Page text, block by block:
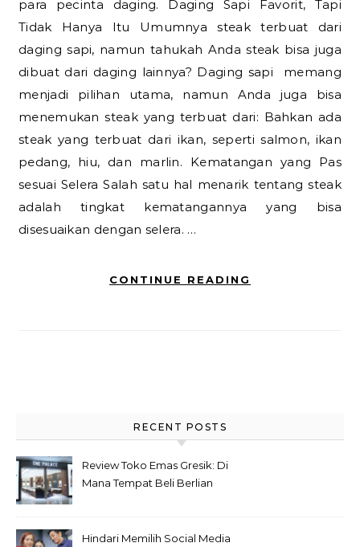
para pecinta daging. Daging Sapi Favorit, Tapi
Tidak Hanya Itu Umumnya steak terbuat dari
daging sapi, namun tahukah Anda steak bisa juga
dibuat dari daging lainnya? Daging sapi memang
menjadi pilihan utama, namun Anda juga bisa
menemukan steak yang terbuat dari: Bahkan ada
steak yang terbuat dari ikan, seperti salmon, ikan
pedang, hiu, dan marlin. Kematangan yang Pas
sesuai Selera Salah satu hal menarik tentang steak
adalah tingkat kematangannya yang bisa
disesuaikan dengan selera. …
CONTINUE READING
RECENT POSTS
Review Toko Emas Gresik: Di
Mana Tempat Beli Berlian
Hindari Memilih Social Media